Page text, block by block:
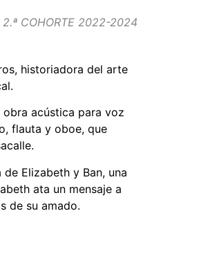
COHORTE 2022-2024
historiadora del arte
obra acústica para voz
flauta y oboe, que
Elizabeth y Ban, una
ata un mensaje a
de su amado.